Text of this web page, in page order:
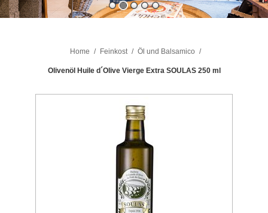
Home / Feinkost / Öl und Balsamico /
Olivenöl Huile d´Olive Vierge Extra SOULAS 250 ml